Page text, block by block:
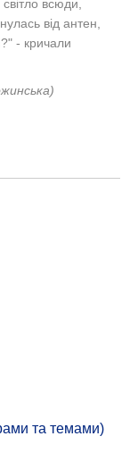
всюди,
від антен,
- кричали
та темами)